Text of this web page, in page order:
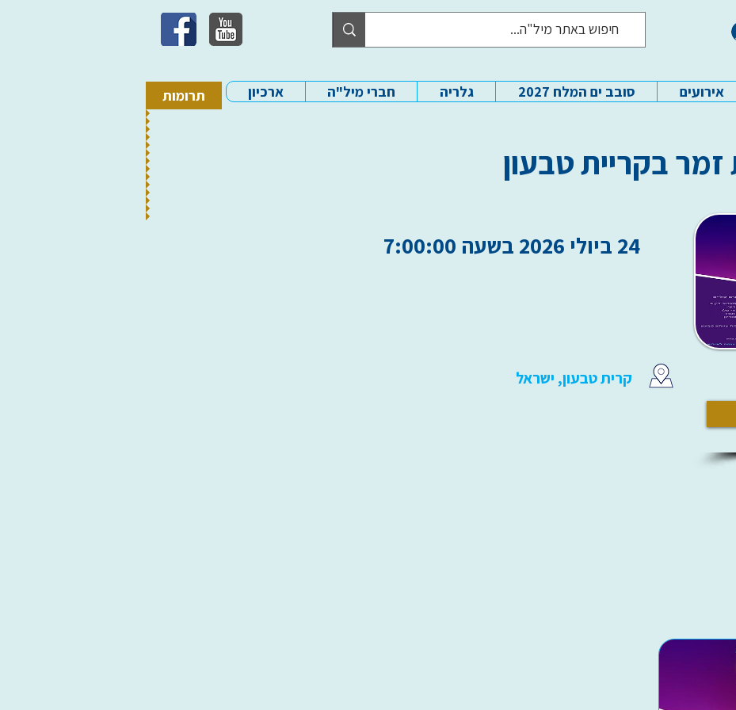
תרומות אירועים סובב ים המלח 2027 גלריה חברי מיל"ה ארכיון
בקריית טבעון
24 ביולי 2026 בשעה 7:00:00
קרית טבעון, ישראל